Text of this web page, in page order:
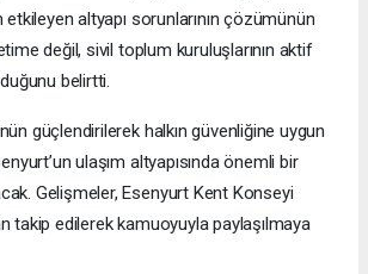
altyapı sorunlarının çözümünün
değil, sivil toplum kuruluşlarının aktif
belirtti.
güçlendirilerek halkın güvenliğine uygun
ulaşım altyapısında önemli bir
Gelişmeler, Esenyurt Kent Konseyi
takip edilerek kamuoyuyla paylaşılmaya